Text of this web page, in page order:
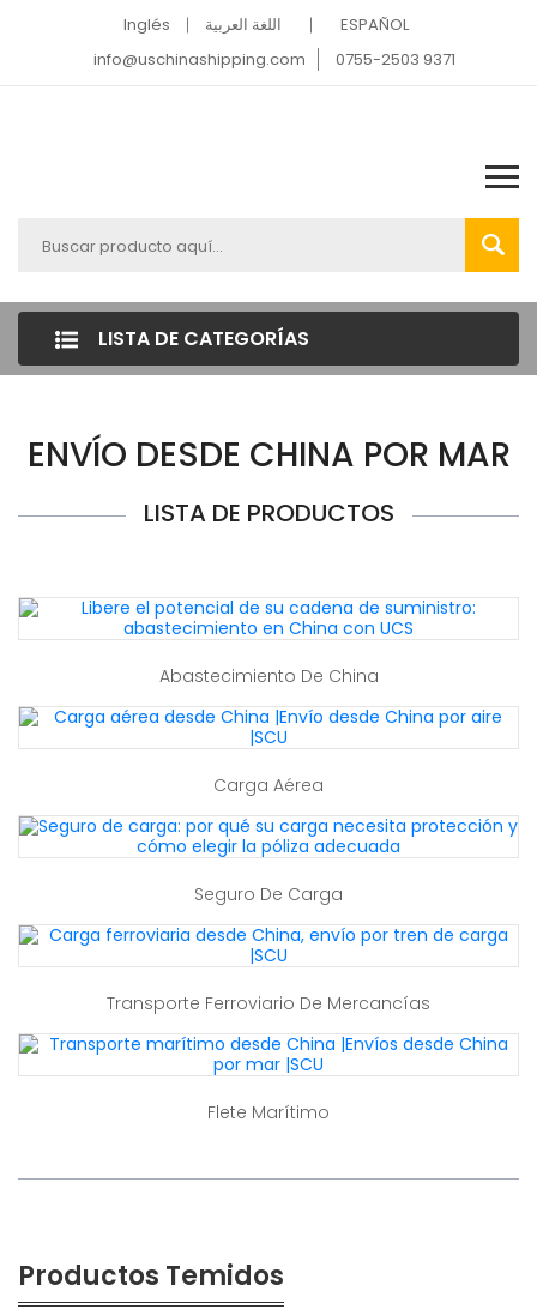
Inglés اللغة العربية
ESPAÑOL
info@uschinashipping.com
0755-2503 9371
LISTA DE CATEGORÍAS
ENVÍO DESDE CHINA POR MAR
LISTA DE PRODUCTOS
Abastecimiento De China
Carga Aérea
Seguro De Carga
Transporte Ferroviario De Mercancías
Flete Marítimo
Productos Temidos